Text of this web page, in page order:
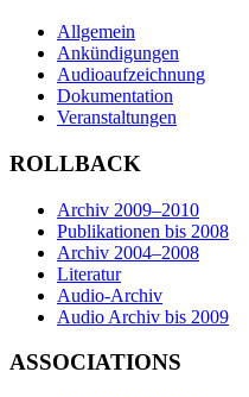
Allgemein
Ankündigungen
Audioaufzeichnung
Dokumentation
Veranstaltungen
ROLLBACK
Archiv 2009–2010
Publikationen bis 2008
Archiv 2004–2008
Literatur
Audio-Archiv
Audio Archiv bis 2009
ASSOCIATIONS